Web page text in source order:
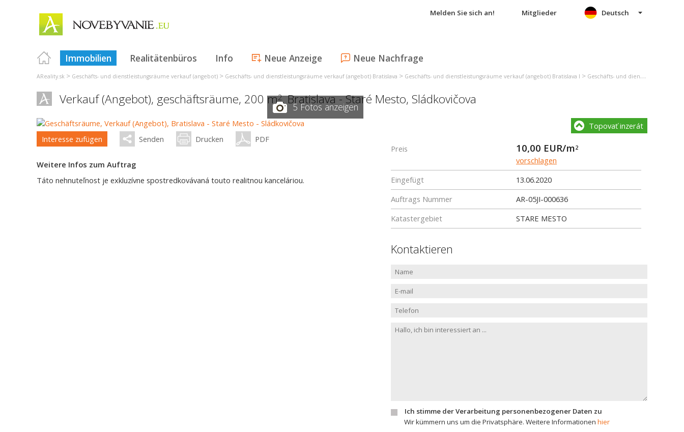
Melden Sie sich an! Mitglieder
Immobilien Realitätenbüros Info Neue Anzeige Neue Nachfrage
Deutsch
AReality.sk > Geschäfts- und dienstleistungsräume verkauf (angebot) > Geschäfts- und dienstleistungsräume verkauf (angebot) Bratislava > Geschäfts- und dienstleistungsräume verkauf (angebot) Bratislava I > Geschäfts- und dienstleistungsräume verkauf (angebot) Bratislava - Staré Mesto
Verkauf (Angebot), geschäftsräume, 200 m2,Bratislava - Staré Mesto, Sládkovičova
5 Fotos anzeigen
Interesse zufügen Senden Drucken PDF
Weitere Infos zum Auftrag
Táto nehnuteľnost je exkluzívne spostredkovávaná touto realitnou kanceláriou.
Topovať inzerát
Preis 10,00 EUR/m2
vorschlagen
Eingefügt
13.06.2020
Auftrags Nummer
AR-05JI-000636
Katastergebiet
STARE MESTO
Kontaktieren
Ich stimme der Verarbeitung personenbezogener Daten zu
Wir kümmern uns um die Privatsphäre. Weitere Informationen hier